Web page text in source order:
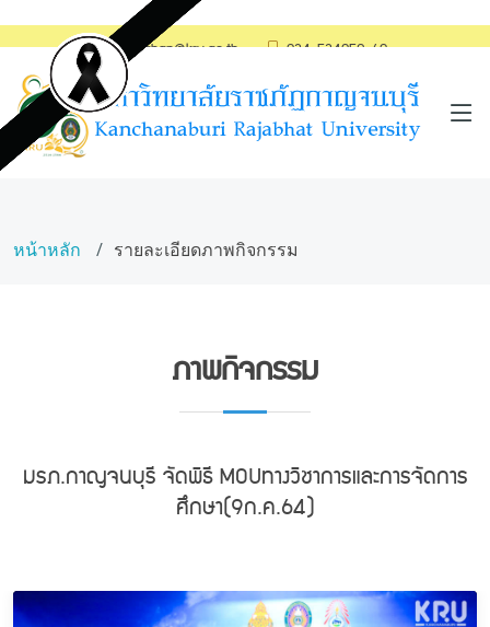
saraban@kru.ac.th 034-534059-60
หน้าหลัก รายละเอียดภาพกิจกรรม
ภาพกิจกรรม
มรภ.กาญจนบุรี จัดพิธี MOUทางวิชาการและการจัดการ
ศึกษา(9ก.ค.64)